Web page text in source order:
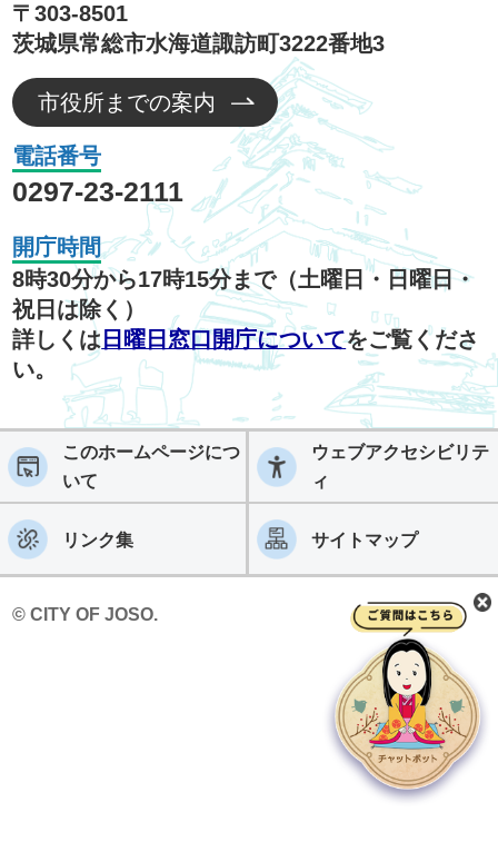
〒303-8501
茨城県常総市水海道諏訪町3222番地3
市役所までの案内
電話番号
0297-23-2111
開庁時間
8時30分から17時15分まで（土曜日・日曜日・
祝日は除く）
詳しくは 日曜日窓口開庁についてをご覧くださ
い。
このホームページにつ
いて
ウェブアクセシビリテ
ィ
リンク集 サイトマップ
© CITY OF JOSO.